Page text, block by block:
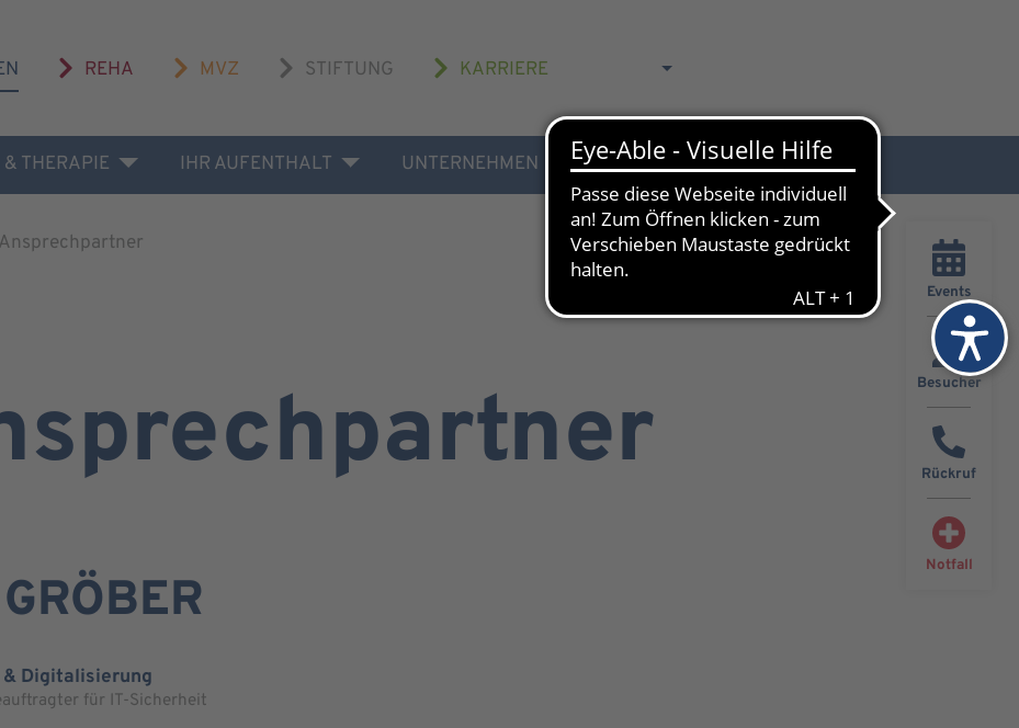
REHA MVZ STIFTUNG KARRIERE
& THERAPIE IHR AUFENTHALT UNTERNEHMEN AKTUELLES & KONTAKT
Events
Besucher
Rückruf
Notfall
Ansprechpartner
& Digitalisierung
für IT-Sicherheit